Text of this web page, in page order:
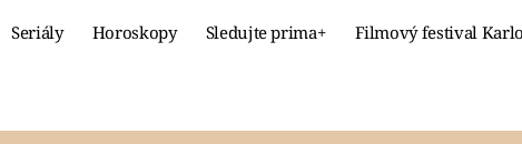
Seriály Horoskopy Sledujte prima+ Filmový festival